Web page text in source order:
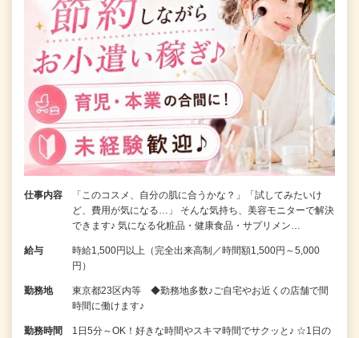
仕事内容
「このコスメ、自分の肌に合うかな？」「試してみたいけ
ど、費用が気になる…」 そんな気持ち、美容モニターで解決
できます♪ 気になる化粧品・健康食品・サプリメン…
給与
時給1,500円以上（完全出来高制／時間額1,500円～5,000
円）
勤務地
東京都23区内等 ◆勤務地多数♪ご自宅やお近くの店舗で間
時間に働けます♪
勤務時間
1日5分～OK！好きな時間やスキマ時間でサクッと♪ ☆1日の